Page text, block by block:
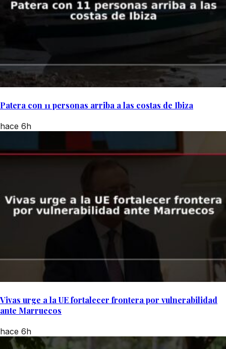
Patera con 11 personas arriba a las costas de Ibiza
hace 6h
Vivas urge a la UE fortalecer frontera por vulnerabilidad
ante Marruecos
hace 6h